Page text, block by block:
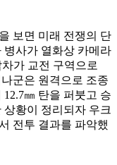
보면 미래 전쟁의 단
병사가 열화상 카메라
가 교전 구역으로
군은 원격으로 조종
㎜ 탄을 퍼붓고 승
황이 정리되자 우크
전투 결과를 파악했